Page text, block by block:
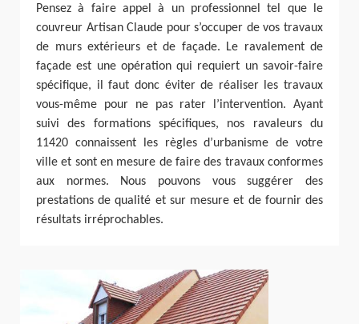
Pensez à faire appel à un professionnel tel que le
couvreur Artisan Claude pour s’occuper de vos travaux
de murs extérieurs et de façade. Le ravalement de
façade est une opération qui requiert un savoir-faire
spécifique, il faut donc éviter de réaliser les travaux
vous-même pour ne pas rater l’intervention. Ayant
suivi des formations spécifiques, nos ravaleurs du
11420 connaissent les règles d’urbanisme de votre
ville et sont en mesure de faire des travaux conformes
aux normes. Nous pouvons vous suggérer des
prestations de qualité et sur mesure et de fournir des
résultats irréprochables.